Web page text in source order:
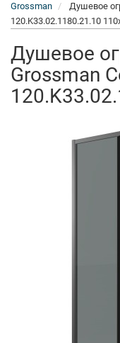
Grossman
Душевое
120.K33.02.1180.21.10
Душевое
Grossman